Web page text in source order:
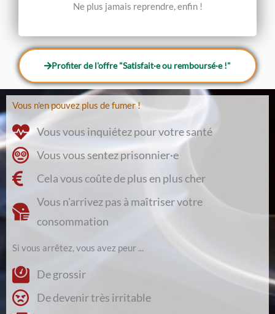
Ne plus jamais reprendre, enfin !
Profiter de l'offre "Satisfait·e ou remboursé·e !"
Vous n'en pouvez plus de fumer !
Vous vous inquiétez pour votre santé
Vous vous sentez prisonnier·e
Cela vous coûte de plus en plus cher
Vous n'arrivez pas à maîtriser votre
consommation
Si vous arrêtez, vous avez peur ...
De grossir
De devenir très irritable